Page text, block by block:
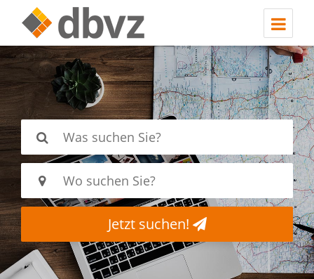
Jetzt suchen!